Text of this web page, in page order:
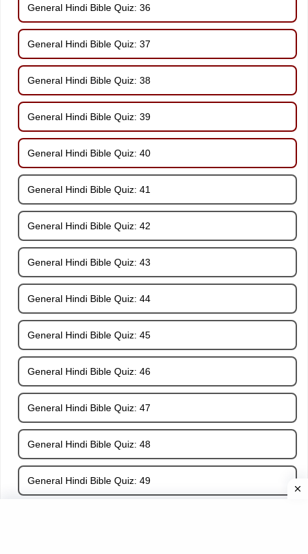
General Hindi Bible Quiz: 36
General Hindi Bible Quiz: 37
General Hindi Bible Quiz: 38
General Hindi Bible Quiz: 39
General Hindi Bible Quiz: 40
General Hindi Bible Quiz: 41
General Hindi Bible Quiz: 42
General Hindi Bible Quiz: 43
General Hindi Bible Quiz: 44
General Hindi Bible Quiz: 45
General Hindi Bible Quiz: 46
General Hindi Bible Quiz: 47
General Hindi Bible Quiz: 48
General Hindi Bible Quiz: 49